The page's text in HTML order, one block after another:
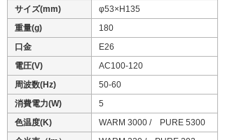
サイズ(mm)
φ53×H135
重量(g)
180
口金
E26
電圧(V)
AC100-120
周波数(Hz)
50-60
消費電力(W)
5
色温度(K)
WARM 3000 / PURE 5300